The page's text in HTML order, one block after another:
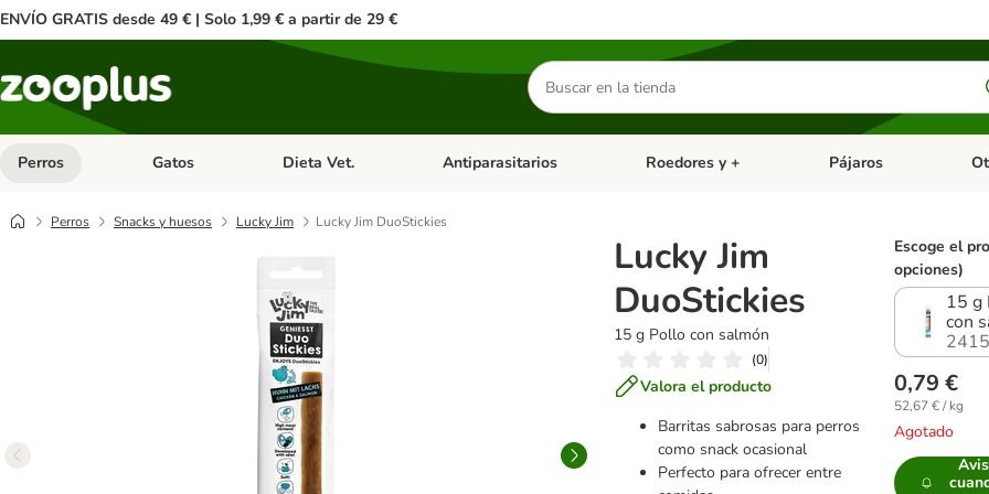
ENVÍO GRATIS desde 49 € | Solo 1,99 € a partir de 29 €
Buscar
productos
Perros Menú de categoria abierto: Perros
Gatos Menú de categoria abierto: Gatos
Dieta Vet. Menú de categoria abierto: Dieta Vet.
Antiparasitarios Menú de categoria abierto: Antiparasitarios
Roedores y + Menú de categoria
Pájaros
Perros Snacks y huesos Lucky Jim Lucky Jim DuoStickies
Lucky Jim
DuoStickies
15 g Pollo con salmón
(0)
Valora el producto
Barritas sabrosas para perros
como snack ocasional
Perfecto para ofrecer entre
Escoge el
opciones)
15 g
con
0,79 €
52,67 € / kg
Agotado